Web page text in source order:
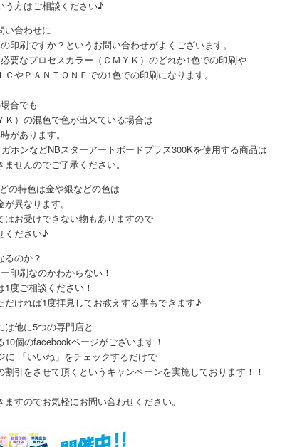
う方はご相談ください♪
い合わせに
印刷ですか？というお問い合わせがよくございます。
要なプロセスカラー（ＣＭＹＫ）のどれか1色での印刷や
やＰＡＮＴＯＮＥでの1色での印刷になります。
合でも
Ｋ）の混色で色が出来ている場合は
があります。
ホンなどNBスターアートボードプラス300Kを使用する商品は
せんのでご了承ください。
の特色は金や銀などの色は
異なります。
はお受けできない物もありますので
ください♪
るのか？
印刷なのかわからない！
度ご相談ください！
だければ1度拝見してお教えする事もできます♪
は他に5つの専門店と
個のfacebookページがございます！
に 「いいね」をチェックするだけで
割引をさせて頂くというキャンペーンを実施しております！！
ますのでお気軽にお問い合わせください。